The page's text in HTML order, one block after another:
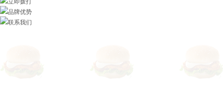
立即拨打
品牌优势
联系我们